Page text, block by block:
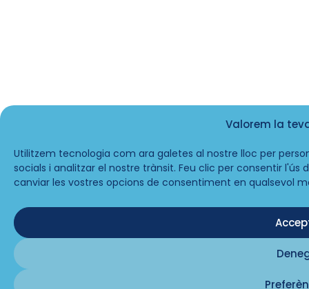
Valorem la
Utilitzem tecnologia com ara galetes al nostre lloc per
socials i analitzar el nostre trànsit. Feu clic per consentir
canviar les vostres opcions de consentiment en qualsevol